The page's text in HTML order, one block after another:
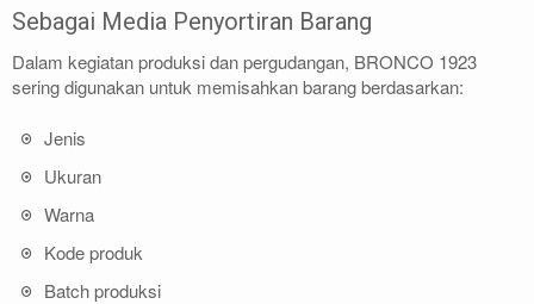
Sebagai Media Penyortiran Barang
Dalam kegiatan produksi dan pergudangan, BRONCO 1923
sering digunakan untuk memisahkan barang berdasarkan:
Jenis
Ukuran
Warna
Kode produk
Batch produksi